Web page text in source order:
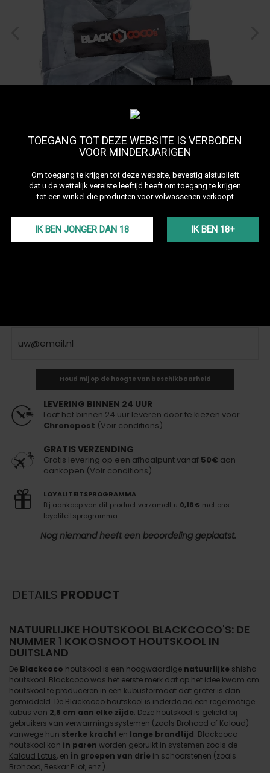
TOEGANG TOT DEZE WEBSITE IS VERBODEN
VOOR MINDERJARIGEN
Om toegang te krijgen tot deze website, bevestig alstublieft
dat u de wettelijk vereiste leeftijd heeft om toegang te krijgen
tot een winkel die producten voor volwassenen verkoopt
IK BEN JONGER DAN 18 IK BEN 18+
charbon Blackcoco"s 1kg
Bekijk alle producten van het merk Blackcoco's
verwarmingskracht, is deze 26-kubus houtskool ideaal voor
Houd mij op de hoogte van beschikbaarheid
LEVERING BINNEN 24 UUR
Laat het binnen 24 uur leveren door te kiezen voor
Chronopost (Voir conditions)
GRATIS VERZENDING
Gratis levering op een afhaalpunt vanaf 50€ aan
aankopen (Voir conditions)
LOYALITEITSPROGRAMMA
Bij aankoop van dit product verzamelt u 0,16 € met ons
loyaliteitsprogramma.
Nog niemand heeft een beoordeling geplaatst.
DETAILS PRODUCT
NATUURLIJKE HOUTSKOOL BLACKCOCO'S: DE
NUMMER 1 KOKOSNOOT HOUTSKOOL IN
DUITSLAND
De Blackcoco houtskool is een hoogwaardige natuurlijke shisha
houtskool. Blackcoco was het eerste merk dat op het idee kwam om
houtskool te produceren in een kubusformaat dat groter is dan
gemiddeld. De Blackcoco houtskool is inderdaad een regelmatige
kubus van 2,6 cm aan elke zijde. Deze houtskool is geliefd bij
gebruikers van verwarmingssystemen (zoals Brohood of Kaloud)
vanwege hun sterke kracht en lange brandtijd. Blackcoco
houtskool kan in paren worden gebruikt in systemen zoals de
Kaloud Lotus, en in groepen van drie in schoorstenen (zoals
Brohood, Beskar Pilot, enz.)